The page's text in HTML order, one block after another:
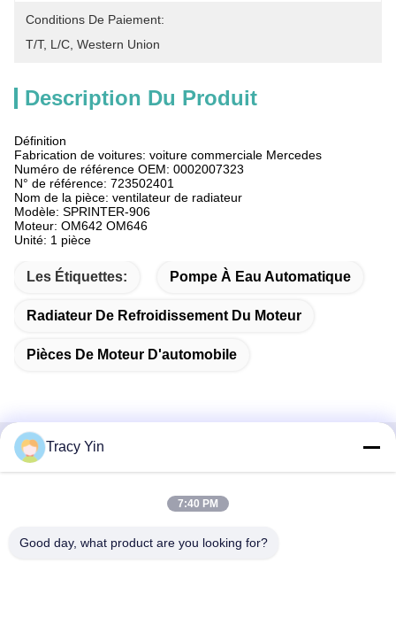
Conditions De Paiement:
T/T, L/C, Western Union
Description Du Produit
Définition
Fabrication de voitures: voiture commerciale Mercedes
Numéro de référence OEM: 0002007323
N° de référence: 723502401
Nom de la pièce: ventilateur de radiateur
Modèle: SPRINTER-906
Moteur: OM642 OM646
Unité: 1 pièce
Les Étiquettes: Pompe À Eau Automatique
Radiateur De Refroidissement Du Moteur
Pièces De Moteur D'automobile
Contactez rapidement
Ouest, quartier central des affaires de Wuhan, ville de
Tracy Yin
7:40 PM
Good day, what product are you looking for?